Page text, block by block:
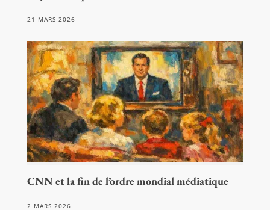
21 MARS 2026
CNN et la fin de l’ordre mondial médiatique
2 MARS 2026